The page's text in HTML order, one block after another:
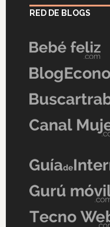
RED DE BLOGS